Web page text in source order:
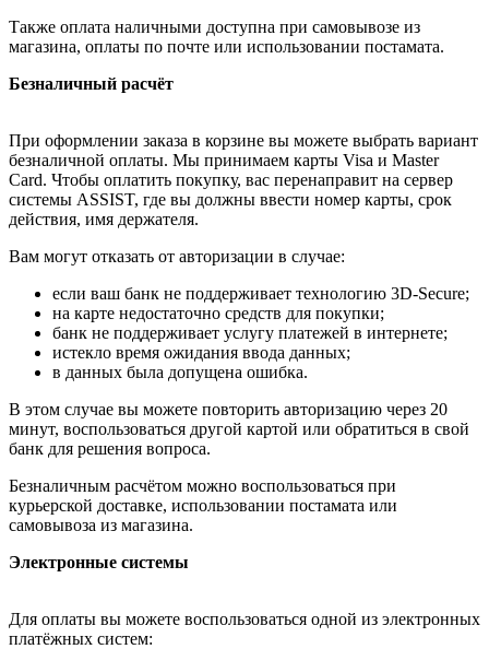
Также оплата наличными доступна при самовывозе из
магазина, оплаты по почте или использовании постамата.
Безналичный расчёт
При оформлении заказа в корзине вы можете выбрать вариант
безналичной оплаты. Мы принимаем карты Visa и Master
Card. Чтобы оплатить покупку, вас перенаправит на сервер
системы ASSIST, где вы должны ввести номер карты, срок
действия, имя держателя.
Вам могут отказать от авторизации в случае:
если ваш банк не поддерживает технологию 3D-Secure;
на карте недостаточно средств для покупки;
банк не поддерживает услугу платежей в интернете;
истекло время ожидания ввода данных;
в данных была допущена ошибка.
В этом случае вы можете повторить авторизацию через 20
минут, воспользоваться другой картой или обратиться в свой
банк для решения вопроса.
Безналичным расчётом можно воспользоваться при
курьерской доставке, использовании постамата или
самовывоза из магазина.
Электронные системы
Для оплаты вы можете воспользоваться одной из электронных
платёжных систем: